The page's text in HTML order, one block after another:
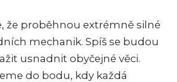
že proběhnou extrémně silné
mechanik. Spíš se budou
usnadnit obyčejné věci.
do bodu, kdy každá